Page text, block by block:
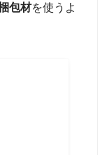
包材を使うよ